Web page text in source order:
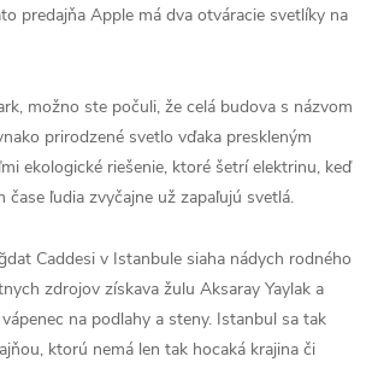
predajňa Apple má dva otváracie svetlíky na
možno ste počuli, že celá budova s názvom
prirodzené svetlo vďaka preskleným
ekologické riešenie, ktoré šetrí elektrinu, keď
čase ľudia zvyčajne už zapaľujú svetlá.
Caddesi v Istanbule siaha nádych rodného
zdrojov získava žulu Aksaray Yaylak a
na podlahy a steny. Istanbul sa tak
ktorú nemá len tak hocaká krajina či